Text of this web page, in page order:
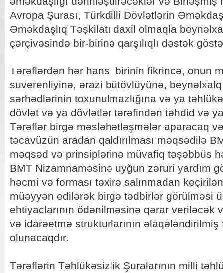
Avropa Şurası, Türkdilli Dövlətlərin
Əməkdaşlıq Təşkilatı daxil olmaqla
çərçivəsində bir-birinə qarşılıqlı dəstək
Tərəflərdən hər hansı birinin fikrincə, onun
suverenliyinə, ərazi bütövlüyünə, beynəlxalq
sərhədlərinin toxunulmazlığına və ya
dövlət və ya dövlətlər tərəfindən təhdid və
Tərəflər birgə məsləhətləşmələr aparacaq
təcavüzün aradan qaldırılması məqsədilə
məqsəd və prinsiplərinə müvafiq təşəbbüs
BMT Nizamnaməsinə uyğun zəruri yardım
həcmi və forması təxirə salınmadan
müəyyən edilərək birgə tədbirlər görülməsi
ehtiyaclarının ödənilməsinə qərar veriləcək
və idarəetmə strukturlarının
olunacaqdır.
Tərəflərin Təhlükəsizlik Şuralarının milli